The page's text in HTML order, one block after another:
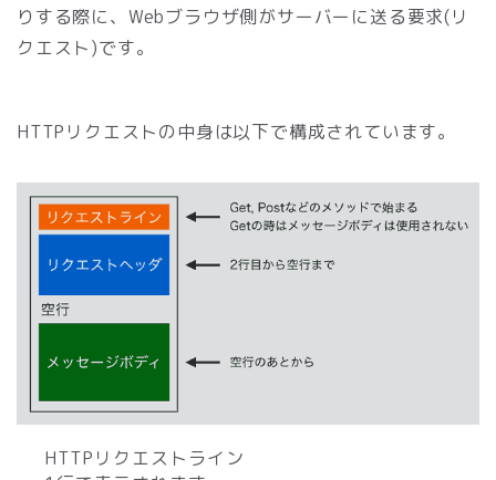
りする際に、Webブラウザ側がサーバーに送る要求(リ
クエスト)です。
HTTPリクエストの中身は以下で構成されています。
HTTPリクエストライン